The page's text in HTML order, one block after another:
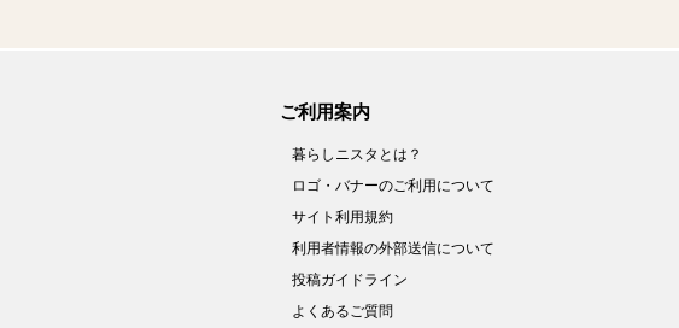
ご利用案内
暮らしニスタとは？
ロゴ・バナーのご利用について
サイト利用規約
利用者情報の外部送信について
投稿ガイドライン
よくあるご質問